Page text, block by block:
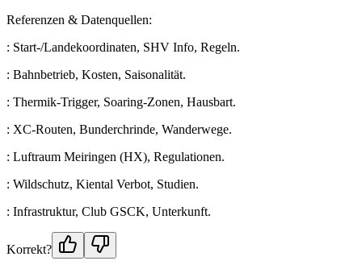
Referenzen & Datenquellen:
: Start-/Landekoordinaten, SHV Info, Regeln.
: Bahnbetrieb, Kosten, Saisonalität.
: Thermik-Trigger, Soaring-Zonen, Hausbart.
: XC-Routen, Bunderchrinde, Wanderwege.
: Luftraum Meiringen (HX), Regulationen.
: Wildschutz, Kiental Verbot, Studien.
: Infrastruktur, Club GSCK, Unterkunft.
Korrekt?